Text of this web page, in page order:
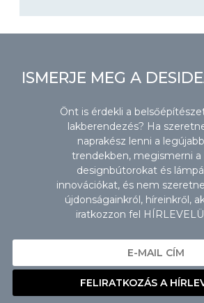
ISMERJE MEG A
Önt is érdekli a
lakberendezés? Ha
naprakész lenni a
trendekben, megismerni a
designbútorokat és
innovációkat, és nem
újdonságainkról, híreinkről,
iratkozzon fel
FELIRATKOZÁS A